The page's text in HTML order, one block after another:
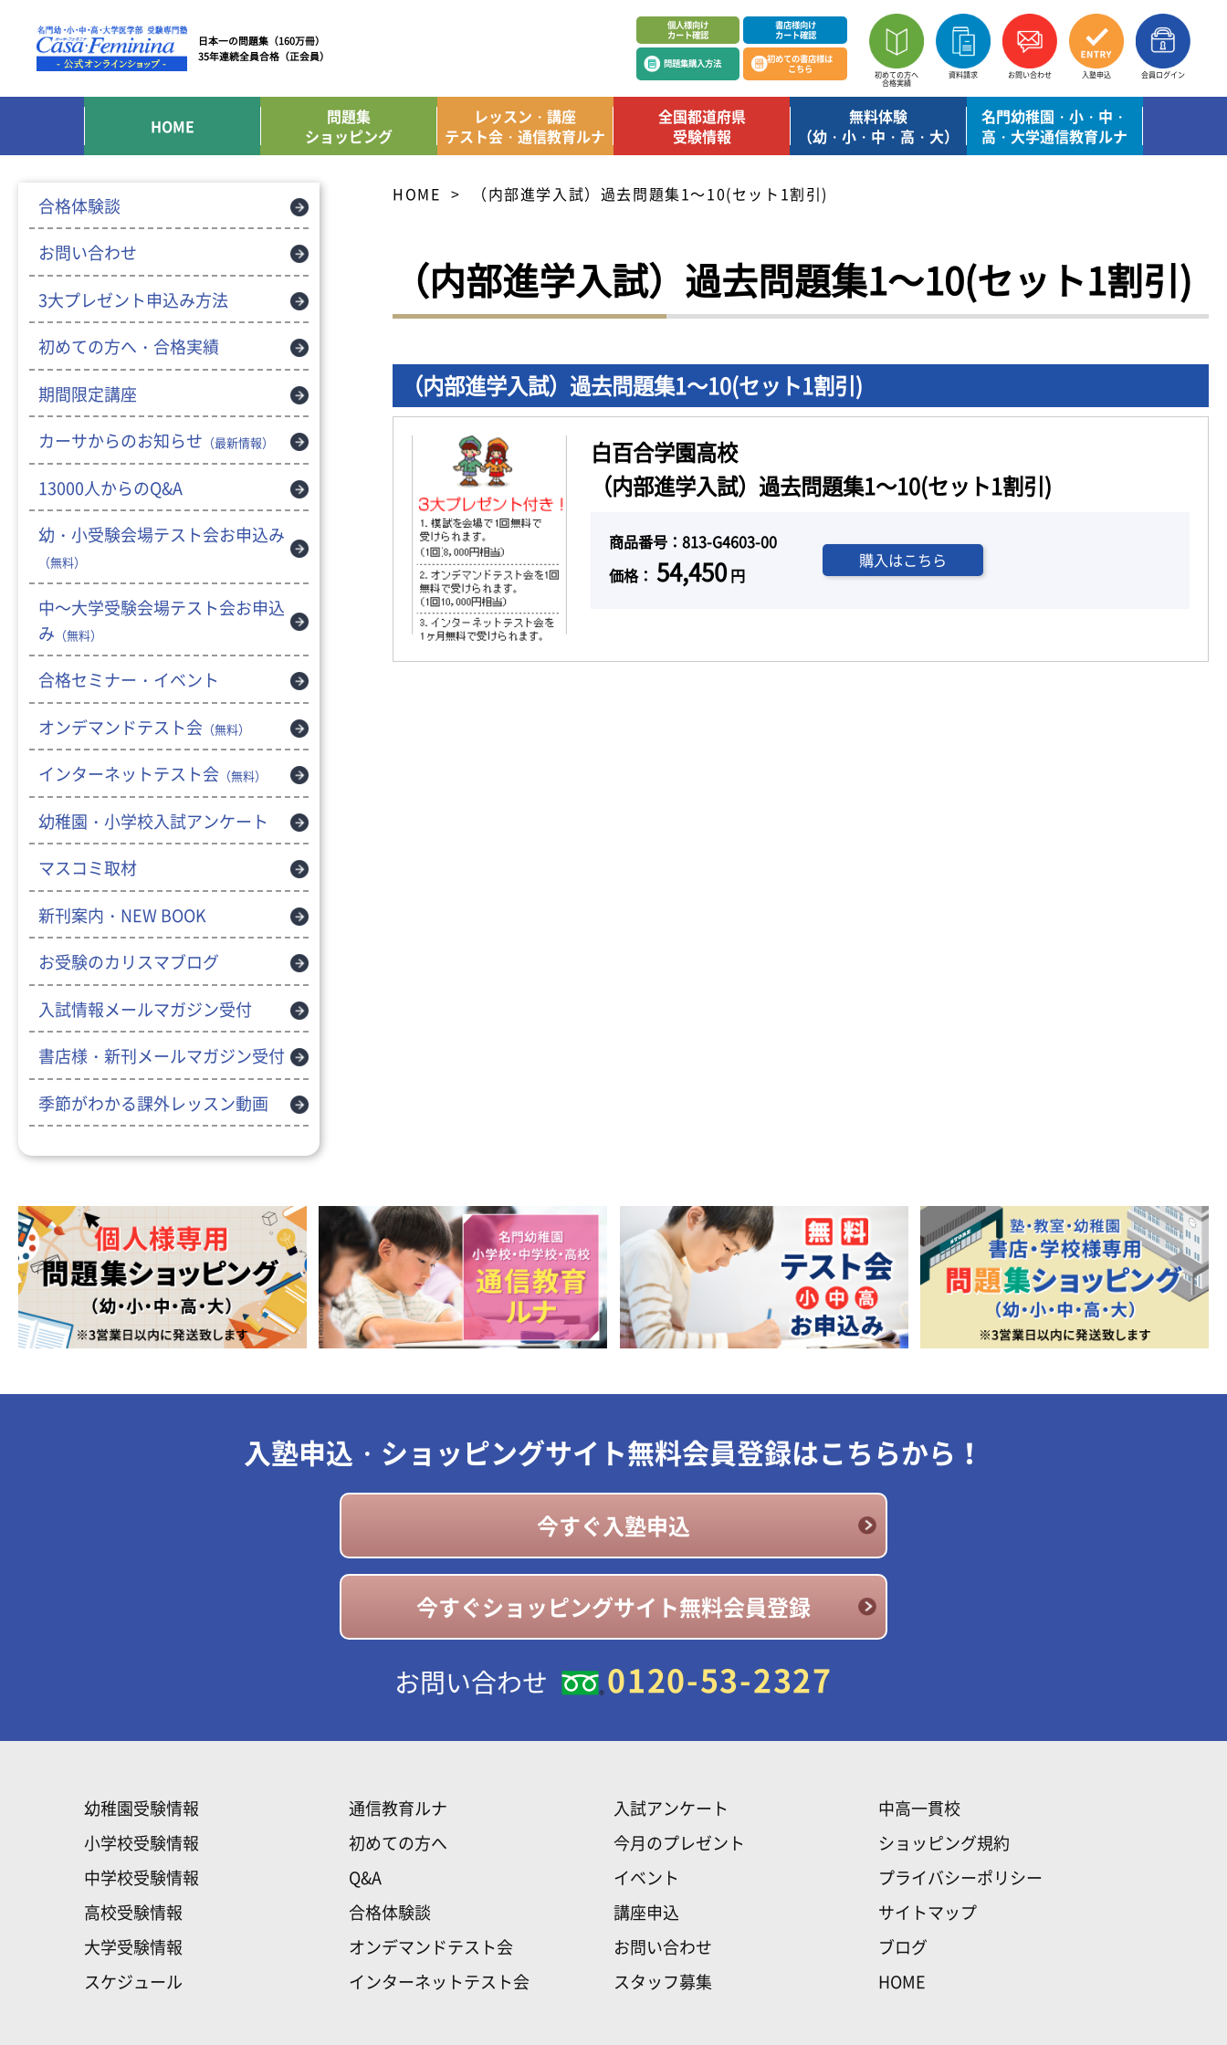
日本一の問題集（160万冊）
35年連続全員合格（正会員）
個人様向け
カート確認
書店様向け
カート確認
問題集購入方法 初めての書店様は
こちら 初めての方へ
合格実績
資料請求 お問い合わせ 入塾申込 会員ログイン
HOME
問題集
ショッピング
レッスン・講座
テスト会・通信教育ルナ
全国都道府県
受験情報
無料体験
（幼・小・中・高・大）
名門幼稚園・小・中・
高・大学通信教育ルナ
HOME （内部進学入試）過去問題集1～10(セット1割引)
（内部進学入試）過去問題集1～10(セット1割引)
（内部進学入試）過去問題集1～10(セット1割引)
白百合学園高校
（内部進学入試）過去問題集1～10(セット1割引)
商品番号：813-G4603-00
価格： 54,450円
購入はこちら
合格体験談
お問い合わせ
3大プレゼント申込み方法
初めての方へ・合格実績
期間限定講座
カーサからのお知らせ （最新情報）
13000人からのQ&A
幼・小受験会場テスト会お申込み
（無料）
中～大学受験会場テスト会お申込
み （無料）
合格セミナー・イベント
オンデマンドテスト会 （無料）
インターネットテスト会 （無料）
幼稚園・小学校入試アンケート
マスコミ取材
新刊案内・NEW BOOK
お受験のカリスマブログ
入試情報メールマガジン受付
書店様・新刊メールマガジン受付
季節がわかる課外レッスン動画
入塾申込・ショッピングサイト無料会員登録はこちらから！
今すぐ入塾申込
今すぐショッピングサイト無料会員登録
お問い合わせ 0120-53-2327
幼稚園受験情報
小学校受験情報
中学校受験情報
高校受験情報
大学受験情報
スケジュール
通信教育ルナ
初めての方へ
Q&A
合格体験談
オンデマンドテスト会
インターネットテスト会
入試アンケート
今月のプレゼント
イベント
講座申込
お問い合わせ
スタッフ募集
中高一貫校
ショッピング規約
プライバシーポリシー
サイトマップ
ブログ
HOME